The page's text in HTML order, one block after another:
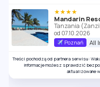
★★★★
Mandarin
Tanzania
od 07.10.2026
Poznań All
Treści pochodzą od partnera serwisu:
informacje możesz sprawdzić
aktualizowane